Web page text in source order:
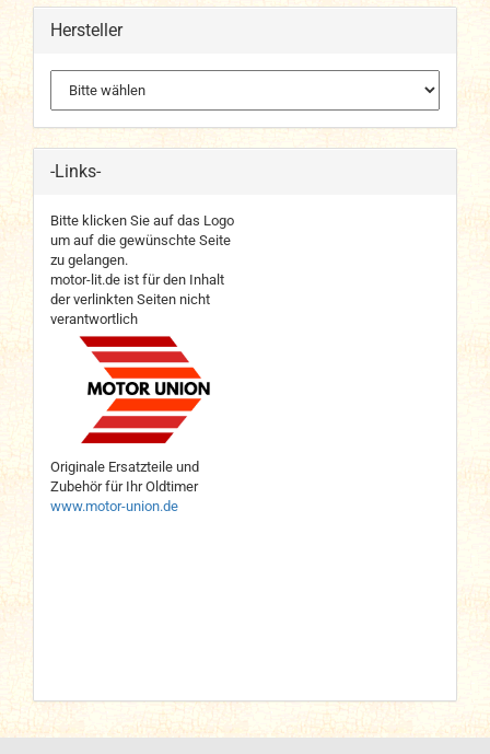
Hersteller
-Links-
Bitte klicken Sie auf das Logo
um auf die gewünschte Seite
zu gelangen.
motor-lit.de ist für den Inhalt
der verlinkten Seiten nicht
verantwortlich
Originale Ersatzteile und
Zubehör für Ihr Oldtimer
www.motor-union.de